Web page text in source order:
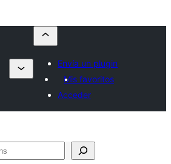
Envía un plugin
Mis favoritos
Acceder